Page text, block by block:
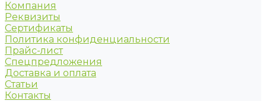
Компания
Реквизиты
Сертификаты
Политика конфиденциальности
Прайс-лист
Спецпредложения
Доставка и оплата
Статьи
Контакты